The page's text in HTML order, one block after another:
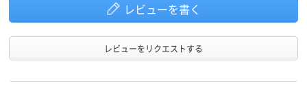
レビューを書く
レビューをリクエストする